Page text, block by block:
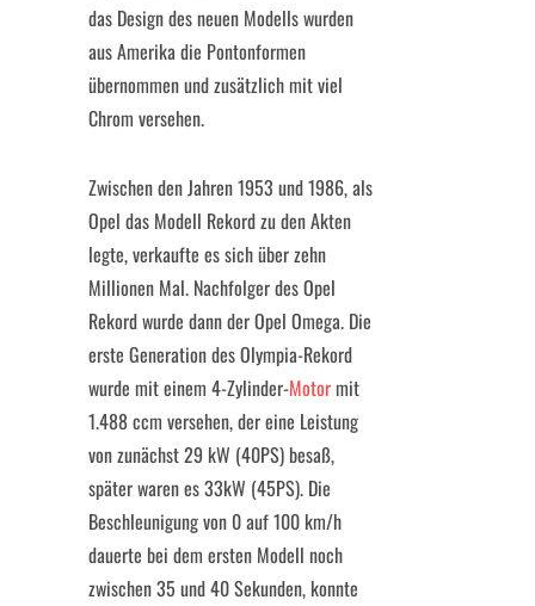
das Design des neuen Modells wurden
aus Amerika die Pontonformen
übernommen und zusätzlich mit viel
Chrom versehen.
Zwischen den Jahren 1953 und 1986, als
Opel das Modell Rekord zu den Akten
legte, verkaufte es sich über zehn
Millionen Mal. Nachfolger des Opel
Rekord wurde dann der Opel Omega. Die
erste Generation des Olympia-Rekord
wurde mit einem 4-Zylinder-Motormit
1.488 ccm versehen, der eine Leistung
von zunächst 29 kW (40PS) besaß,
später waren es 33kW (45PS). Die
Beschleunigung von 0 auf 100 km/h
dauerte bei dem ersten Modell noch
zwischen 35 und 40 Sekunden, konnte